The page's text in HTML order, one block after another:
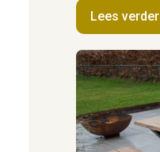
Lees verder